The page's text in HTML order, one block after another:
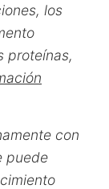
los
proteínas,
con
puede